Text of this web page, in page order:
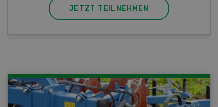
JETZT TEILNEHMEN